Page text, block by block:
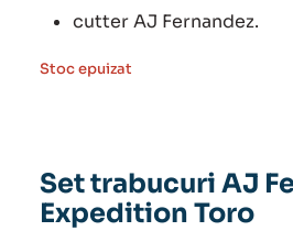
cutter AJ Fernandez.
Stoc epuizat
Set trabucuri AJ
Expedition Toro